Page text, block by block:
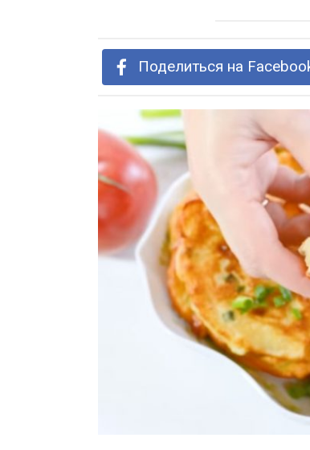
Поделиться на